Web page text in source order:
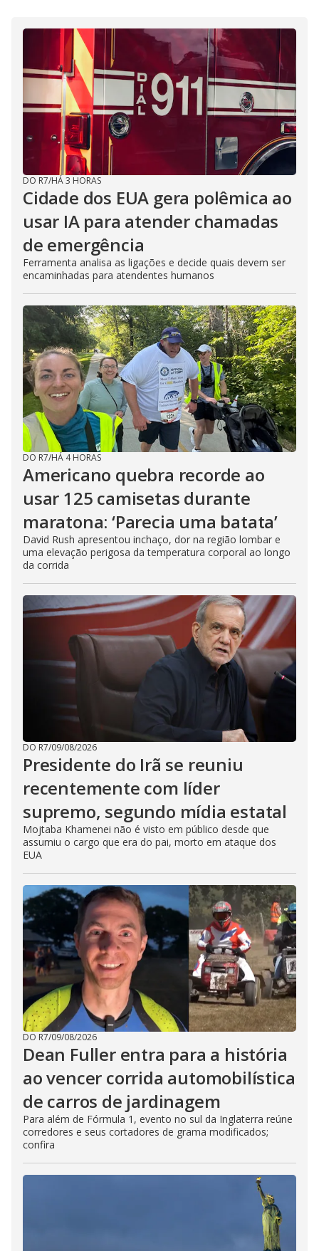
DO R7/HÁ 3 HORAS
Cidade dos EUA gera polêmica ao
usar IA para atender chamadas
de emergência
Ferramenta analisa as ligações e decide quais devem ser
encaminhadas para atendentes humanos
DO R7/HÁ 4 HORAS
Americano quebra recorde ao
usar 125 camisetas durante
maratona: ‘Parecia uma batata’
David Rush apresentou inchaço, dor na região lombar e
uma elevação perigosa da temperatura corporal ao longo
da corrida
DO R7/09/08/2026
Presidente do Irã se reuniu
recentemente com líder
supremo, segundo mídia estatal
Mojtaba Khamenei não é visto em público desde que
assumiu o cargo que era do pai, morto em ataque dos
EUA
DO R7/09/08/2026
Dean Fuller entra para a história
ao vencer corrida automobilística
de carros de jardinagem
Para além de Fórmula 1, evento no sul da Inglaterra reúne
corredores e seus cortadores de grama modificados;
confira